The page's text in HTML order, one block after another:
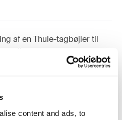
content and ads, to
af en Thule-tagbøjler til
rælinger.